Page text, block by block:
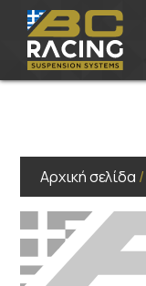
Αρχική σελίδα /